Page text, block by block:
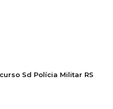
Sd Polícia Militar RS